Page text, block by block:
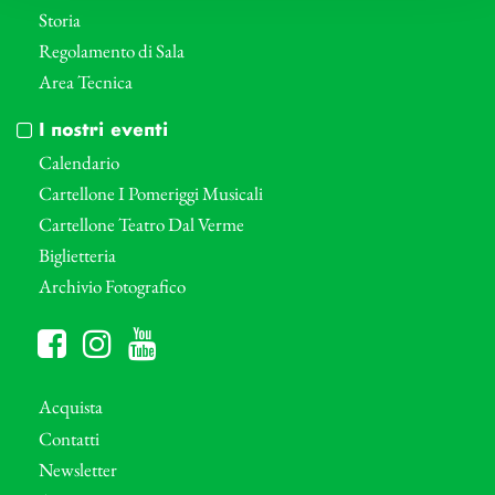
Storia
Regolamento di Sala
Area Tecnica
I nostri eventi
Calendario
Cartellone I Pomeriggi Musicali
Cartellone Teatro Dal Verme
Biglietteria
Archivio Fotografico
Acquista
Contatti
Newsletter